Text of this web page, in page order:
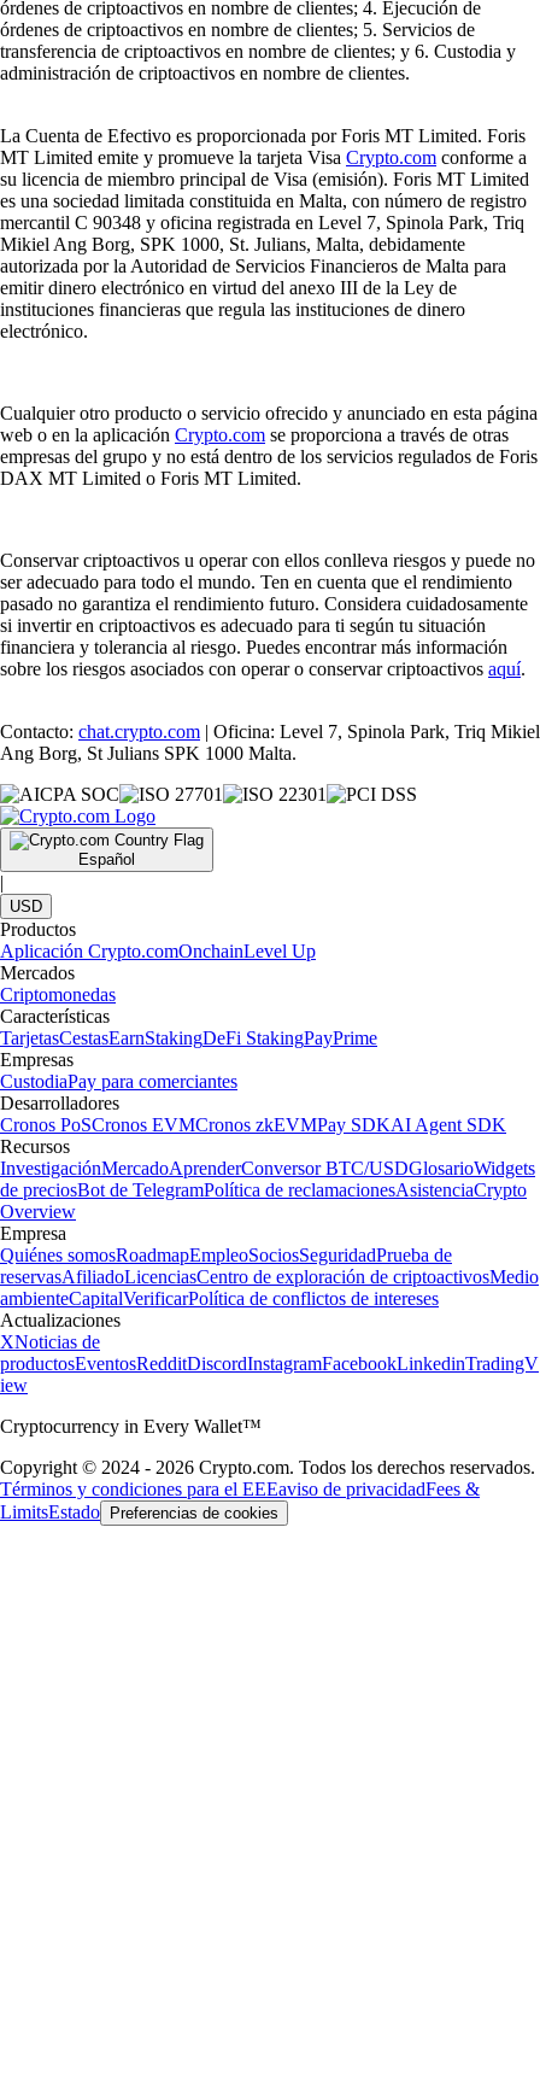
órdenes de criptoactivos en nombre de clientes; 4. Ejecución de
órdenes de criptoactivos en nombre de clientes; 5. Servicios de
transferencia de criptoactivos en nombre de clientes; y 6. Custodia y
administración de criptoactivos en nombre de clientes.
La Cuenta de Efectivo es proporcionada por Foris MT Limited. Foris
MT Limited emite y promueve la tarjeta Visa Crypto.com conforme a
su licencia de miembro principal de Visa (emisión). Foris MT Limited
es una sociedad limitada constituida en Malta, con número de registro
mercantil C 90348 y oficina registrada en Level 7, Spinola Park, Triq
Mikiel Ang Borg, SPK 1000, St. Julians, Malta, debidamente
autorizada por la Autoridad de Servicios Financieros de Malta para
emitir dinero electrónico en virtud del anexo III de la Ley de
instituciones financieras que regula las instituciones de dinero
electrónico.
Cualquier otro producto o servicio ofrecido y anunciado en esta página
web o en la aplicación Crypto.com se proporciona a través de otras
empresas del grupo y no está dentro de los servicios regulados de Foris
DAX MT Limited o Foris MT Limited.
Conservar criptoactivos u operar con ellos conlleva riesgos y puede no
ser adecuado para todo el mundo. Ten en cuenta que el rendimiento
pasado no garantiza el rendimiento futuro. Considera cuidadosamente
si invertir en criptoactivos es adecuado para ti según tu situación
financiera y tolerancia al riesgo. Puedes encontrar más información
sobre los riesgos asociados con operar o conservar criptoactivos aquí.
Contacto: chat.crypto.com | Oficina: Level 7, Spinola Park, Triq Mikiel
Ang Borg, St Julians SPK 1000 Malta.
Español
|
USD
Productos
Aplicación Crypto.comOnchainLevel Up
Mercados
Criptomonedas
Características
TarjetasCestasEarnStakingDeFi StakingPayPrime
Empresas
CustodiaPay para comerciantes
Desarrolladores
Cronos PoSCronos EVMCronos zkEVMPay SDKAI Agent SDK
Recursos
InvestigaciónMercadoAprenderConversor BTC/USDGlosarioWidgets
de preciosBot de TelegramPolítica de reclamacionesAsistenciaCrypto
Overview
Empresa
Quiénes somosRoadmapEmpleoSociosSeguridadPrueba de
reservasAfiliadoLicenciasCentro de exploración de criptoactivosMedio
ambienteCapitalVerificarPolítica de conflictos de intereses
Actualizaciones
XNoticias de
productosEventosRedditDiscordInstagramFacebookLinkedinTradingV
iew
Cryptocurrency in Every Wallet™
Copyright © 2024 - 2026 Crypto.com. Todos los derechos reservados.
Términos y condiciones para el EEEaviso de privacidadFees &
LimitsEstado Preferencias de cookies